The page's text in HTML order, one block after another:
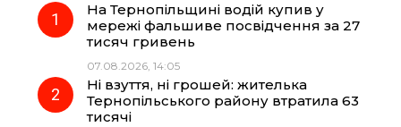
e
o
e
r
t
A
На Тернопільщині водій купив у
мережі фальшиве посвідчення за 27
тисяч гривень
07.08.2026, 14:05
Ні взуття, ні грошей: жителька
Тернопільського району втратила 63
тисячі